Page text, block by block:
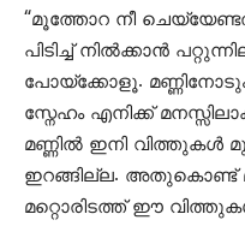
“മൂത്തോറ നീ
പിടിച്ച് നിൽക്കാൻ
പോയ്ക്കോളൂ. മണ്ണിനോടും
സ്നേഹം എനിക്ക്
മണ്ണിൽ ഇനി വിത്തുകൾ
ഇറങ്ങില്ല. അതുകൊണ്ട്
മറ്റൊരിടത്ത് ഈ